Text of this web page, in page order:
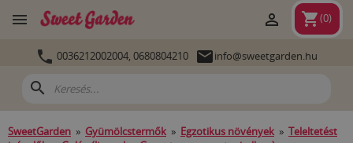
 shopping_cart(0)

 0036212002004, 0680804210 info@sweetgarden.hu
search
SweetGarden » Gyümölcstermők » Egzotikus növények » Teleltetést